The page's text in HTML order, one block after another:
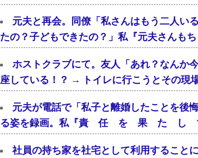
元夫と再会。同僚「私さんはもう二人い
たの？子どもできたの？」私『元夫さんも
ホストクラブにて。友人「あれ？なんか
座している！？ → トイレに行こうとその現
元夫が電話で「私子と離婚したことを後
る姿を録画。私『責 任 を 果 た し
社員の持ち家を社宅として利用すること